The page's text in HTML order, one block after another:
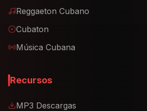
Reggaeton Cubano
Cubaton
Música Cubana
Recursos
MP3 Descargas